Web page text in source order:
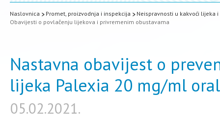
Naslovnica Promet, proizvodnja i inspekcija
Neispravnosti u kakvoći lijeka
Obavijesti o povlačenju lijekova i privremenim obustavama
Nastavna obavijest o
lijeka Palexia 20 mg/ml
05.02.2021.